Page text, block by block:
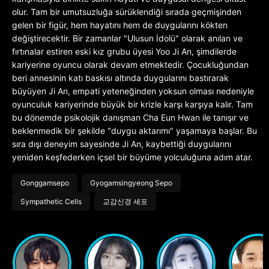
olur. Tam bir umutsuzluğa sürüklendiği sırada geçmişinden
gelen bir figür, hem hayatını hem de duygularını kökten
değiştirecektir. Bir zamanlar "Ulusun İdolü" olarak anılan ve
fırtınalar estiren eski kız grubu üyesi Yoo Ji An, şimdilerde
kariyerine oyuncu olarak devam etmektedir. Çocukluğundan
beri annesinin katı baskısı altında duygularını bastırarak
büyüyen Ji An, empati yeteneğinden yoksun olması nedeniyle
oyunculuk kariyerinde büyük bir krizle karşı karşıya kalır. Tam
bu dönemde psikolojik danışman Cha Eun Hwan ile tanışır ve
beklenmedik bir şekilde "duygu aktarımı" yaşamaya başlar. Bu
sıra dışı deneyim sayesinde Ji An, kaybettiği duygularını
yeniden keşfederken içsel bir büyüme yolculuğuna adım atar.
Gonggamsepo Gyogamsingyeong Sepo
Sympathetic Cells 교감신경 세포